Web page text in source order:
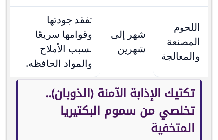
اللحوم
المصنعة
والمعالجة
شهر إلى
شهرين
تفقد جودتها
وقوامها سريعًا
بسبب الأملاح
والمواد الحافظة.
تكتيك الإذابة الآمنة (الذوبان)..
تخلصي من سموم البكتيريا
المتخفية